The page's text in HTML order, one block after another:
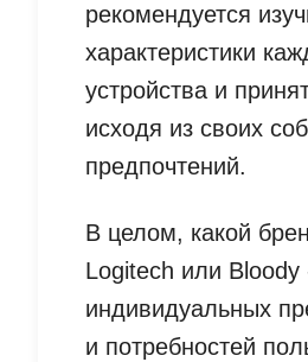
рекомендуется
характеристики
устройства и
исходя из своих
предпочтений.
В целом, какой
Logitech или Bloody
индивидуальных
и потребностей